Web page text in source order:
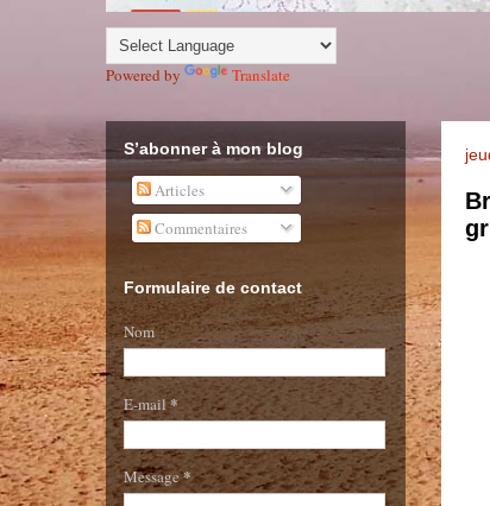
Powered by Translate
S’abonner à mon blog
Articles
Commentaires
Formulaire de contact
Nom
E-mail*
Message*